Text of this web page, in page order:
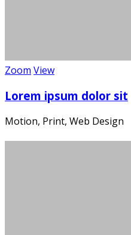
Zoom View
Lorem ipsum dolor sit
Motion, Print, Web Design